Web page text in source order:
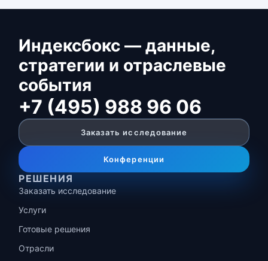
Индексбокс — данные,
стратегии и отраслевые
события
+7 (495) 988 96 06
Заказать исследование
Конференции
РЕШЕНИЯ
Заказать исследование
Услуги
Готовые решения
Отрасли